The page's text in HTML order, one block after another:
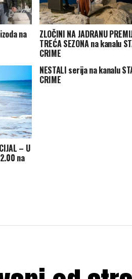
na ZLOČINI NA JADRANU
TREĆA SEZONA na kanalu
CRIME
– U
na
NESTALI serija na kanalu
CRIME